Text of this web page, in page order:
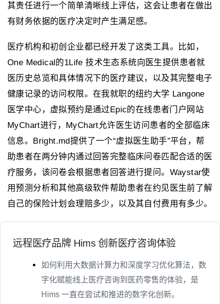
其责任进行一个简单清晰线上评估，这会让患者在做出
有财务依据的医疗决定时产生满足感。
医疗机构和初创企业都已经开发了这类工具。比如，
One Medical的1Life 技术生态系统向医生提供患者就
医历史总览和具体情况下的医疗建议，以及其完整电子
健康记录的访问权限。在我就职的纽约大学 Langone
医学中心，虚拟预约是通过Epic的在线患者门户网站
MyChart进行，MyChart允许医生访问患者的全部临床
信息。Bright.md提供了一个“虚拟医生助手”平台，帮
助患者在两分钟内通过回答完整临床问卷匹配合适的医
疗服务，该问卷会根据患者回答进行提问。Waystar使
用预测分析和其他高级软件帮助患者在约见医生前了解
自己的保险计划会理赔多少，以及其自付费用有多少。
远程医疗品牌 Hims 创新医疗咨询体验
如何利用大数据计算力和深度学习优化算法，数
字化赋能线上医疗咨询到医药零售的体验，是
Hims 一直在尝试和推进的数字化创新。